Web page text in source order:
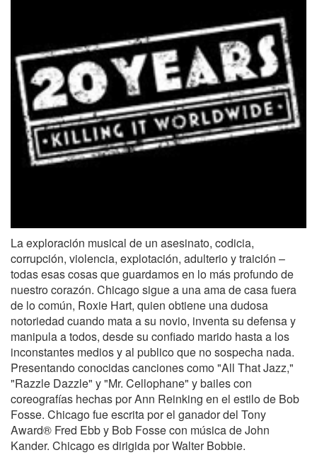
La exploración musical de un asesinato, codicia,
corrupción, violencia, explotación, adulterio y traición –
todas esas cosas que guardamos en lo más profundo de
nuestro corazón. Chicago sigue a una ama de casa fuera
de lo común, Roxie Hart, quien obtiene una dudosa
notoriedad cuando mata a su novio, inventa su defensa y
manipula a todos, desde su confiado marido hasta a los
inconstantes medios y al publico que no sospecha nada.
Presentando conocidas canciones como "All That Jazz,"
"Razzle Dazzle" y "Mr. Cellophane" y bailes con
coreografías hechas por Ann Reinking en el estilo de Bob
Fosse. Chicago fue escrita por el ganador del Tony
Award® Fred Ebb y Bob Fosse con música de John
Kander. Chicago es dirigida por Walter Bobbie.